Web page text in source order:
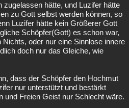
zugelassen hätte, und Luzifer hätte
zu Gott selbst werden können, so
Luzifer hätte kein Größerer Gott
Schöpfer(Gott) es schon war,
oder nur eine Sinnlose innere
doch nur das Gleiche, wie
dass der Schöpfer den Hochmut
nur unterstützt und bestärkt
und Freien Geist nur Schlecht wäre.